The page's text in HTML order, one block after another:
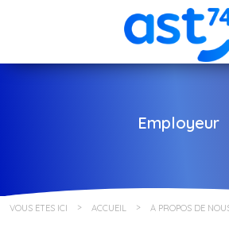
Employeur
VOUS ÊTES ICI ACCUEIL À PROPOS DE